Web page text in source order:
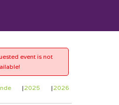
event is not
2025 2026